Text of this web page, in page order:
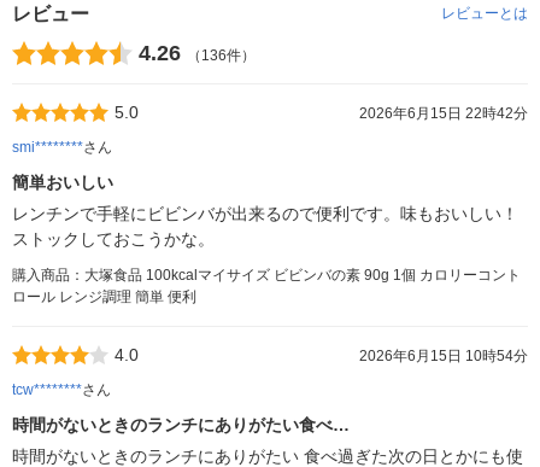
レビュー レビューとは
4.26 （136件）
5.0
2026年6月15日 22時42分
smi********さん
簡単おいしい
レンチンで手軽にビビンバが出来るので便利です。味もおいしい！
ストックしておこうかな。
購入商品：大塚食品 100kcalマイサイズ ビビンバの素 90g 1個 カロリーコント
ロール レンジ調理 簡単 便利
4.0
2026年6月15日 10時54分
tcw********さん
時間がないときのランチにありがたい食べ…
時間がないときのランチにありがたい 食べ過ぎた次の日とかにも使